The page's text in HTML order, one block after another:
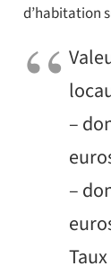
d’habitation
–
–